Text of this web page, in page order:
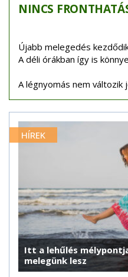
NINCS
Újabb melegedés
A déli órákban így is
A légnyomás nem változik
HÍREK
Itt a lehűlés
melegünk lesz